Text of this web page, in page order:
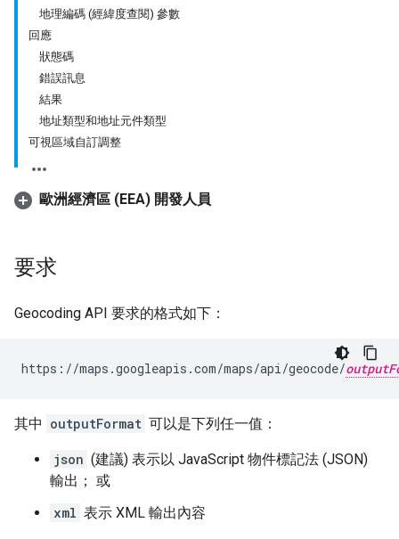
地理編碼 (經緯度查閱) 參數
回應
狀態碼
錯誤訊息
結果
地址類型和地址元件類型
可視區域自訂調整
歐洲經濟區 (EEA) 開發人員
要求
Geocoding API 要求的格式如下：
https://maps.googleapis.com/maps/api/geocode/
其中 outputFormat 可以是下列任一值：
json (建議) 表示以 JavaScript 物件標記法 (JSON)
輸出； 或
xml 表示 XML 輸出內容